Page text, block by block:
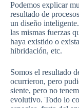
Podemos explicar
resultado de
un diseño
las mismas fuerzas
haya existido o
hibridación, etc.
Somos el resultado
ocurrieron, pero
siente, pero no
evolutivo. Todo lo